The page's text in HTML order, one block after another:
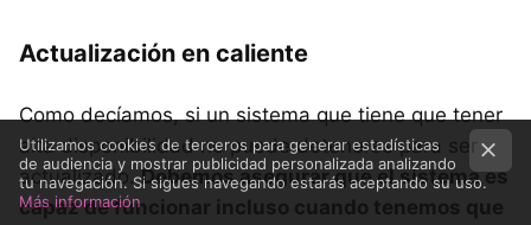
Actualización en caliente
Como decíamos, si un sistema que tiene que tener
alta disponibilidad no puede detenerse para ser
actualizado.Debemos asegurar que el sistema es
capaz de funcionar incluso cuando tenemos que
Utilizamos cookies de terceros para generar estadísticas
de audiencia y mostrar publicidad personalizada analizando
tu navegación. Si sigues navegando estarás aceptando su uso.
Más información